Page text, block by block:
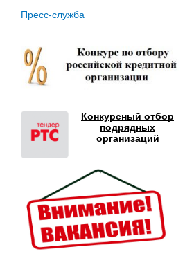
Пресс-служба
Конкурсный отбор
подрядных
организаций